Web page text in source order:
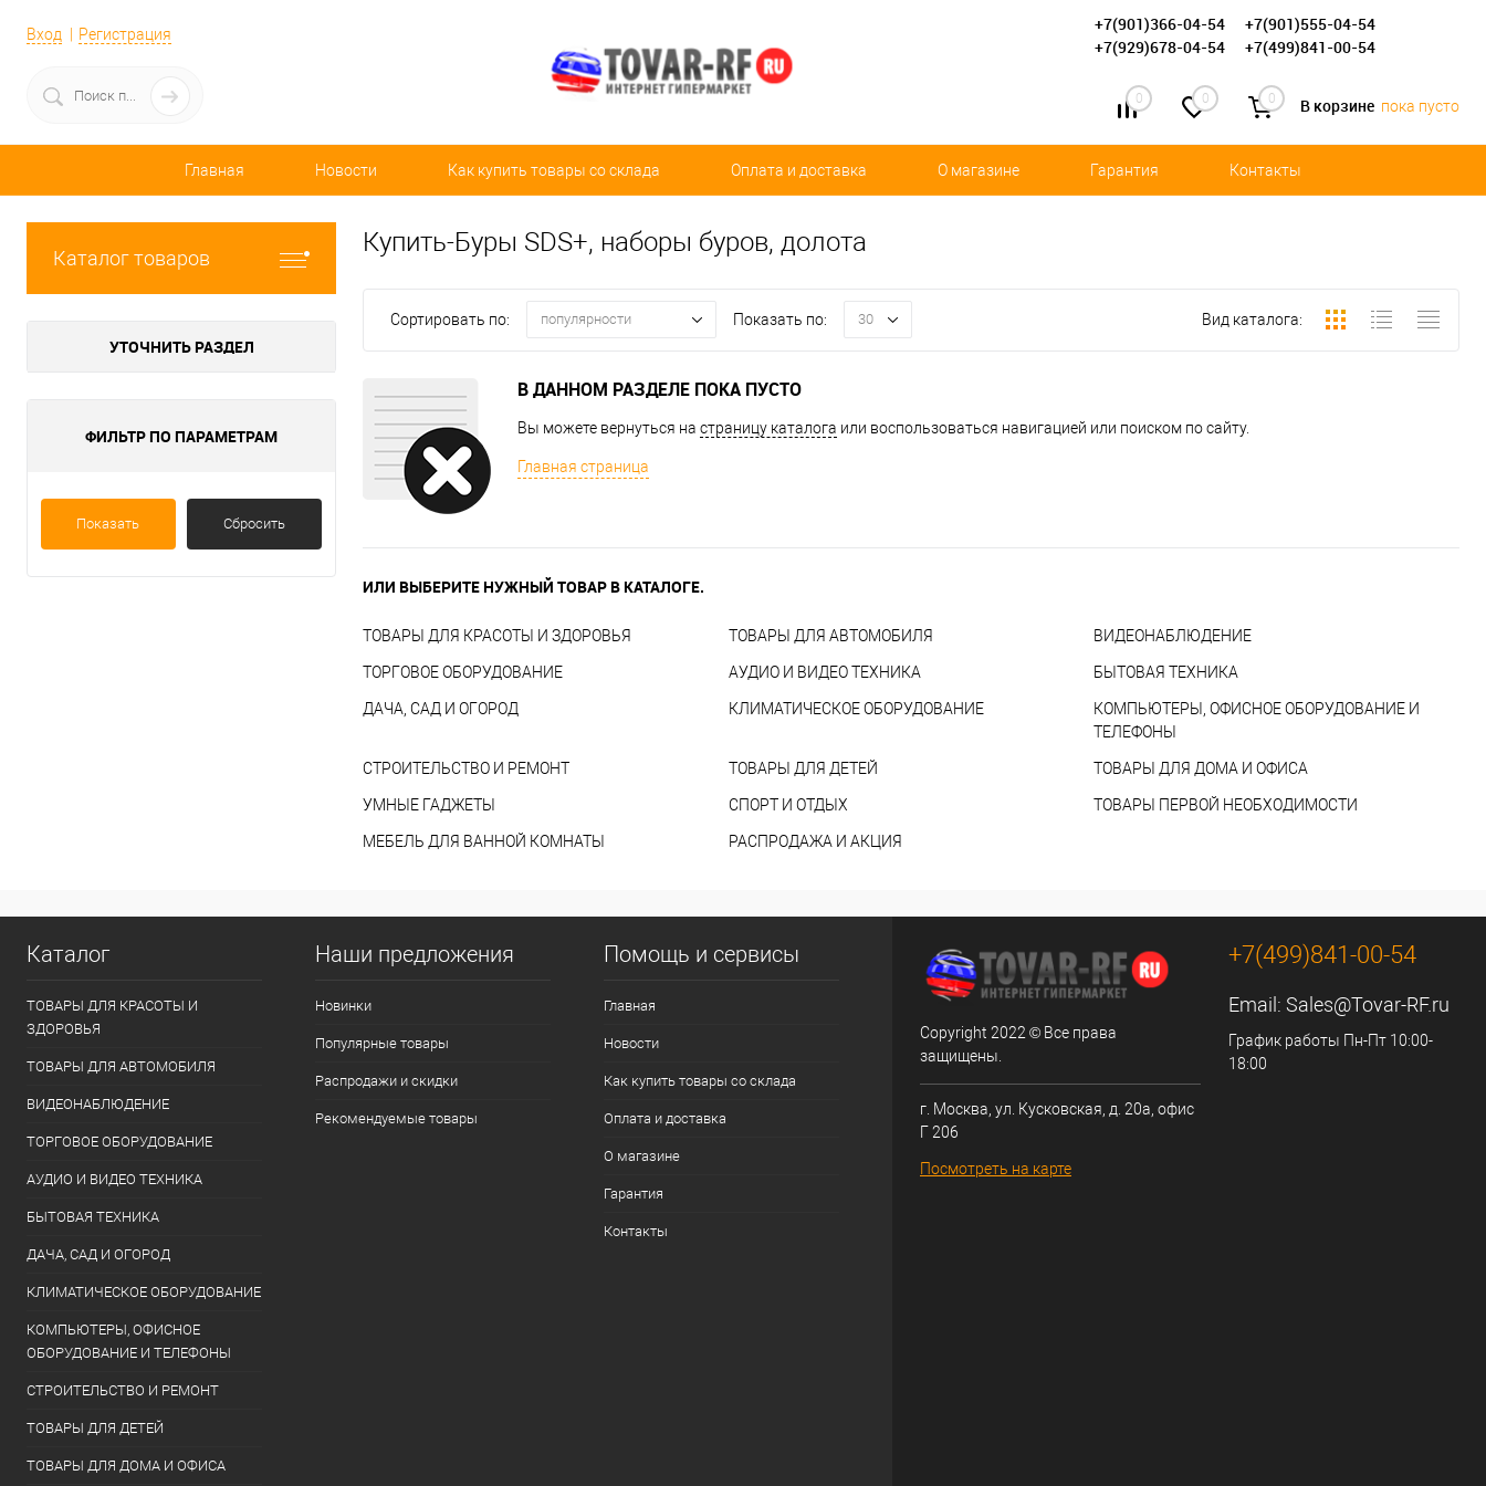
Вход Регистрация +7(901)366-04-54
+7(901)555-04-54
+7(929)678-04-54
+7(499)841-00-54
0 0 0 В корзине пока пусто
Главная Новости Как купить товары со склада Оплата и доставка О магазине Гарантия Контакты
Каталог товаров
УТОЧНИТЬ РАЗДЕЛ
ФИЛЬТР ПО ПАРАМЕТРАМ
Показать Сбросить
Купить-Буры SDS+, наборы буров, долота
Сортировать по: популярности Показать по: 30 Вид каталога:
В ДАННОМ РАЗДЕЛЕ ПОКА ПУСТО
Вы можете вернуться на страницу каталога или воспользоваться навигацией или поиском по сайту.
Главная страница
ИЛИ ВЫБЕРИТЕ НУЖНЫЙ ТОВАР В КАТАЛОГЕ.
ТОВАРЫ ДЛЯ КРАСОТЫ И ЗДОРОВЬЯ ТОВАРЫ ДЛЯ АВТОМОБИЛЯ ВИДЕОНАБЛЮДЕНИЕ
ТОРГОВОЕ ОБОРУДОВАНИЕ АУДИО И ВИДЕО ТЕХНИКА БЫТОВАЯ ТЕХНИКА
ДАЧА, САД И ОГОРОД КЛИМАТИЧЕСКОЕ ОБОРУДОВАНИЕ
КОМПЬЮТЕРЫ, ОФИСНОЕ ОБОРУДОВАНИЕ И
ТЕЛЕФОНЫ
СТРОИТЕЛЬСТВО И РЕМОНТ ТОВАРЫ ДЛЯ ДЕТЕЙ ТОВАРЫ ДЛЯ ДОМА И ОФИСА
УМНЫЕ ГАДЖЕТЫ СПОРТ И ОТДЫХ ТОВАРЫ ПЕРВОЙ НЕОБХОДИМОСТИ
МЕБЕЛЬ ДЛЯ ВАННОЙ КОМНАТЫ РАСПРОДАЖА И АКЦИЯ
Каталог
ТОВАРЫ ДЛЯ КРАСОТЫ И
ЗДОРОВЬЯ
ТОВАРЫ ДЛЯ АВТОМОБИЛЯ
ВИДЕОНАБЛЮДЕНИЕ
ТОРГОВОЕ ОБОРУДОВАНИЕ
АУДИО И ВИДЕО ТЕХНИКА
БЫТОВАЯ ТЕХНИКА
ДАЧА, САД И ОГОРОД
КЛИМАТИЧЕСКОЕ ОБОРУДОВАНИЕ
КОМПЬЮТЕРЫ, ОФИСНОЕ
ОБОРУДОВАНИЕ И ТЕЛЕФОНЫ
СТРОИТЕЛЬСТВО И РЕМОНТ
ТОВАРЫ ДЛЯ ДЕТЕЙ
ТОВАРЫ ДЛЯ ДОМА И ОФИСА
Наши предложения
Новинки
Популярные товары
Распродажи и скидки
Рекомендуемые товары
Помощь и сервисы
Главная
Новости
Как купить товары со склада
Оплата и доставка
О магазине
Гарантия
Контакты
Copyright 2022 © Все права
защищены.
г. Москва, ул. Кусковская, д. 20а, офис
Г 206
Посмотреть на карте
+7(499)841-00-54
Email: Sales@Tovar-RF.ru
График работы Пн-Пт 10:00-
18:00